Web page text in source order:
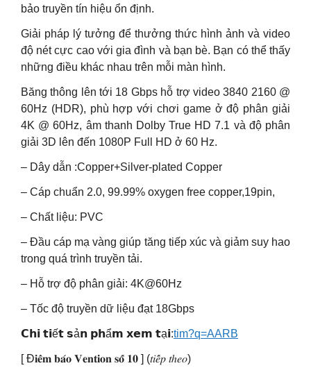
bảo truyền tín hiệu ổn định.
Giải pháp lý tưởng để thưởng thức hình ảnh và video
độ nét cực cao với gia đình và bạn bè. Bạn có thể thấy
những điều khác nhau trên mỗi màn hình.
Băng thông lên tới 18 Gbps hỗ trợ video 3840 2160 @
60Hz (HDR), phù hợp với chơi game ở độ phân giải
4K @ 60Hz, âm thanh Dolby True HD 7.1 và độ phân
giải 3D lên đến 1080P Full HD ở 60 Hz.
– Dây dẫn :Copper+Silver-plated Copper
– Cáp chuẩn 2.0, 99.99% oxygen free copper,19pin,
– Chất liệu: PVC
– Đầu cáp mạ vàng giúp tăng tiếp xúc và giảm suy hao
trong quá trình truyền tải.
– Hỗ trợ độ phân giải: 4K@60Hz
– Tốc độ truyền dữ liệu đạt 18Gbps
𝗖𝗵𝗶 𝘁𝗶ế𝘁 𝘀ả𝗻 𝗽𝗵ẩ𝗺 𝘅𝗲𝗺 𝘁ạ𝗶:tim?q=AARB
[ Đ𝐢𝐞̂̉𝐦 𝐛𝐚́𝐨 𝐕𝐞𝐧𝐭𝐢𝐨𝐧 𝐬𝐨̂́ 𝟏𝟎 ] (𝑡𝑖𝑒̂́𝑝 𝑡ℎ𝑒𝑜)